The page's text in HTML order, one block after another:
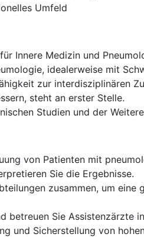
Umfeld
Innere Medizin und
idealerweise mit
zur interdisziplinären
steht an erster Stelle.
Studien und der
von Patienten mit
Sie die Ergebnisse.
zusammen, um eine
betreuen Sie Assistenzärzte
und Sicherstellung von